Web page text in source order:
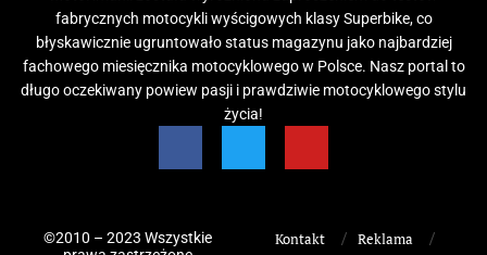
fabrycznych motocykli wyścigowych klasy Superbike, co
błyskawicznie ugruntowało status magazynu jako najbardziej
fachowego miesięcznika motocyklowego w Polsce. Nasz portal to
długo oczekiwany powiew pasji i prawdziwie motocyklowego stylu
życia!
©2010 – 2023 Wszystkie
Kontakt
Reklama